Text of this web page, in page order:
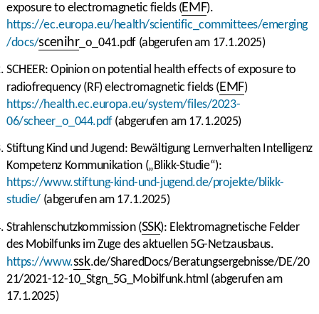
exposure to electromagnetic fields (EMF).
https://ec.europa.eu/health/scientific_committees/emerging
/docs/scenihr_o_041.pdf (abgerufen am 17.1.2025)
SCHEER: Opinion on potential health effects of exposure to
radiofrequency (RF) electromagnetic fields (EMF)
https://health.ec.europa.eu/system/files/2023-
06/scheer_o_044.pdf(abgerufen am 17.1.2025)
Stiftung Kind und Jugend: Bewältigung Lernverhalten Intelligenz
Kompetenz Kommunikation („Blikk-Studie“):
https://www.stiftung-kind-und-jugend.de/projekte/blikk-
studie/ (abgerufen am 17.1.2025)
Strahlenschutzkommission (SSK): Elektromagnetische Felder
des Mobilfunks im Zuge des aktuellen 5G-Netzausbaus.
https://www.ssk.de/SharedDocs/Beratungsergebnisse/DE/20
21/2021-12-10_Stgn_5G_Mobilfunk.html (abgerufen am
17.1.2025)